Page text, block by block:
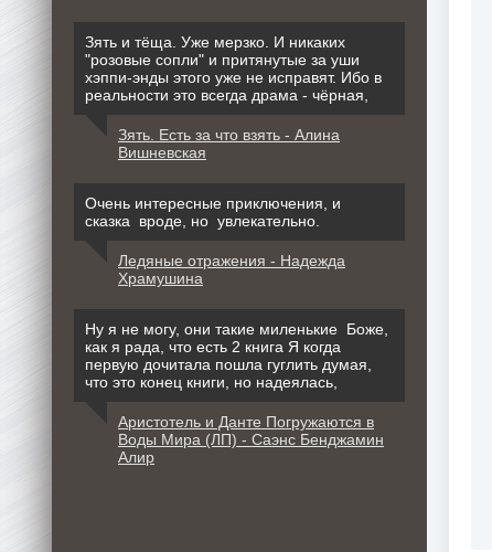
Зять и тёща. Уже мерзко. И никаких
"розовые сопли" и притянутые за уши
хэппи-энды этого уже не исправят. Ибо в
реальности это всегда драма - чёрная,
Зять. Есть за что взять - Алина
Вишневская
Очень интересные приключения, и
сказка вроде, но увлекательно.
Ледяные отражения - Надежда
Храмушина
Ну я не могу, они такие миленькие Боже,
как я рада, что есть 2 книга Я когда
первую дочитала пошла гуглить думая,
что это конец книги, но надеялась,
Аристотель и Данте Погружаются в
Воды Мира (ЛП) - Саэнс Бенджамин
Алир